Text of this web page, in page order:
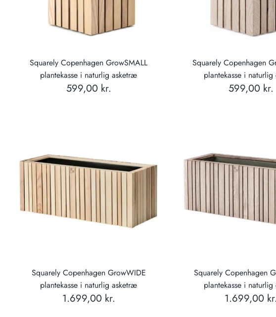
Squarely Copenhagen GrowSMALL
plantekasse i naturlig asketræ
599,00 kr.
Squarely Copenhagen
plantekasse i
599,00 kr.
Squarely Copenhagen GrowWIDE
plantekasse i naturlig asketræ
1.699,00 kr.
Squarely Copenhagen
plantekasse i
1.699,00 kr.